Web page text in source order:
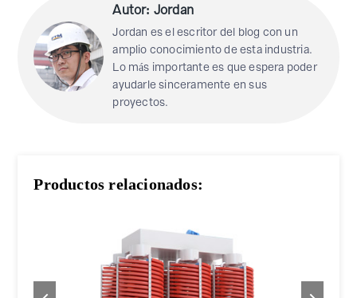
Autor: Jordan
Jordan es el escritor del blog con un
amplio conocimiento de esta industria.
Lo más importante es que espera poder
ayudarle sinceramente en sus
proyectos.
Productos relacionados: